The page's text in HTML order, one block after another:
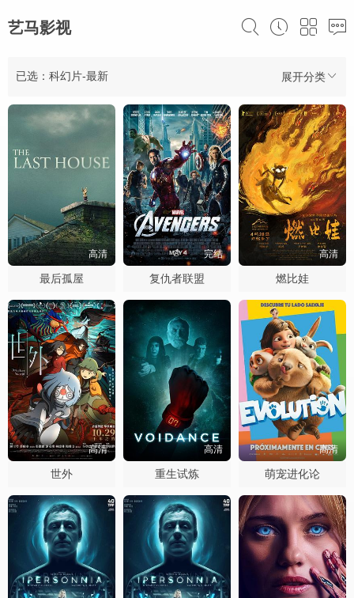
艺马影视
展开分类
已选：科幻片-最新
高清
最后孤屋
完结
复仇者联盟
高清
燃比娃
高清
世外
高清
重生试炼
高清
萌宠进化论